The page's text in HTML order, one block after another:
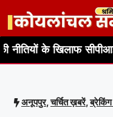
content
सीपीआई का हल्ला
अनूपपुर,चर्चित ख़बरें,